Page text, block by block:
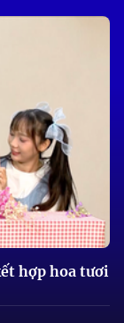
hợp hoa tươi